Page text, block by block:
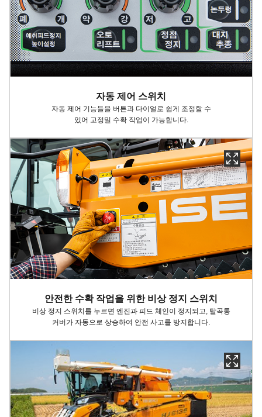
자동 제어 스위치
자동 제어 기능들을 버튼과 다이얼로 쉽게 조정할 수
있어 고정밀 수확 작업이 가능합니다.
안전한 수확 작업을 위한 비상 정지 스위치​
비상 정지 스위치를 누르면 엔진과 피드 체인이 정지되고, 탈곡통
커버가 자동으로 상승하여 안전 사고를 방지합니다.